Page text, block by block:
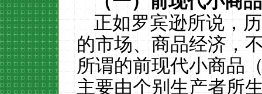
正如罗宾逊所说，
的市场、商品经济，
所谓的前现代小商品
主要由个别生产者所